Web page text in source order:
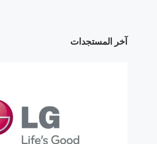
آخر المستجدات